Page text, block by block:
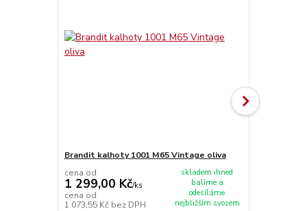
Brandit kalhoty 1001 M65 Vintage oliva
cena od
1 299,00 Kč/ks
cena od
1 073,55 Kč bez DPH
skladem ihned
balíme a
odesíláme
nejbližším svozem